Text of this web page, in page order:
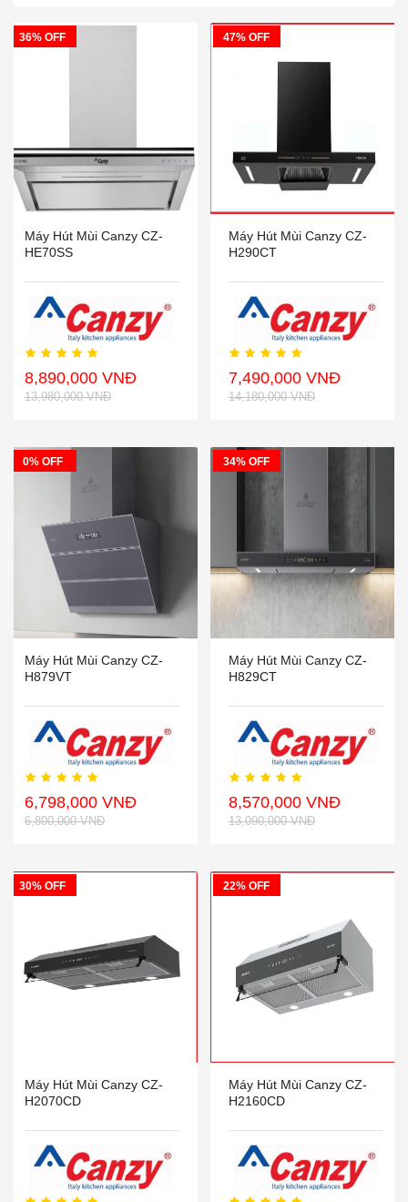
36% OFF
Máy Hút Mùi Canzy CZ-
HE70SS
8,890,000 VNĐ
13,980,000 VNĐ
47% OFF
Máy Hút Mùi Canzy CZ-
H290CT
7,490,000 VNĐ
14,180,000 VNĐ
0% OFF
Máy Hút Mùi Canzy CZ-
H879VT
6,798,000 VNĐ
6,800,000 VNĐ
34% OFF
Máy Hút Mùi Canzy CZ-
H829CT
8,570,000 VNĐ
13,090,000 VNĐ
30% OFF
Máy Hút Mùi Canzy CZ-
H2070CD
22% OFF
Máy Hút Mùi Canzy CZ-
H2160CD